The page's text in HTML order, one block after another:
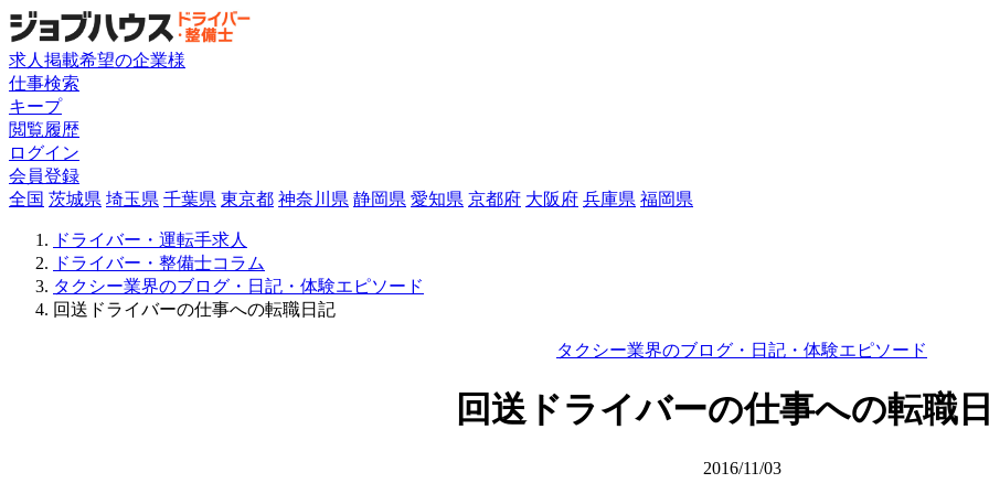
求人掲載希望の企業様
仕事検索
キープ
閲覧履歴
ログイン
会員登録
全国 茨城県 埼玉県 千葉県 東京都 神奈川県 静岡県 愛知県 京都府 大阪府 兵庫県 福岡県
ドライバー・運転手求人
ドライバー・整備士コラム
タクシー業界のブログ・日記・体験エピソード
回送ドライバーの仕事への転職日記
タクシー業界のブログ・日記・体験エピソード
回送ドライバーの仕事への転職
2016/11/03